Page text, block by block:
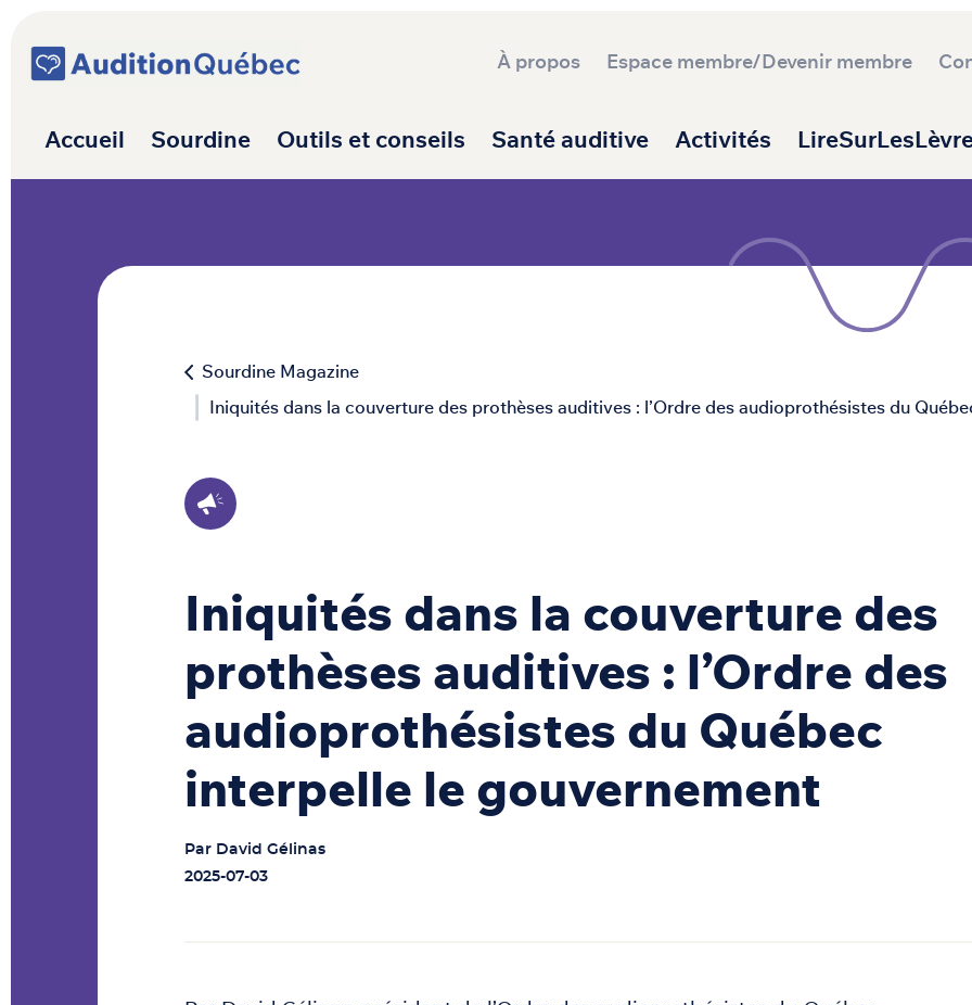
Navigation principale
À propos Espace membre/Devenir membre
Accueil Sourdine Outils et conseils Santé auditive Activités
Sourdine Magazine
Iniquités dans la couverture des prothèses auditives : l’Ordre des audioprothésistes du
Iniquités dans la couverture des
prothèses auditives : l’Ordre des
audioprothésistes du Québec
interpelle le gouvernement
Par David Gélinas
2025-07-03